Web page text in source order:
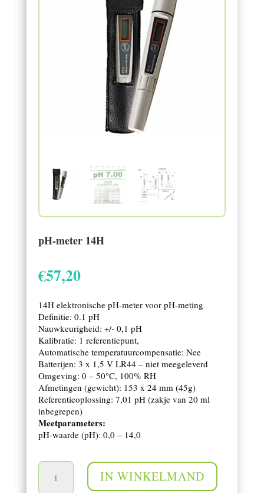
pH-meter 14H
€57,20
14H elektronische pH-meter voor pH-meting
Definitie: 0.1 pH
Nauwkeurigheid: +/- 0,1 pH
Kalibratie: 1 referentiepunt,
Automatische temperatuurcompensatie: Nee
Batterijen: 3 x 1,5 V LR44 – niet meegeleverd
Omgeving: 0 – 50°C, 100% RH
Afmetingen (gewicht): 153 x 24 mm (45g)
Referentieoplossing: 7,01 pH (zakje van 20 ml
inbegrepen)
Meetparameters:
pH-waarde (pH): 0,0 – 14,0
IN WINKELMAND